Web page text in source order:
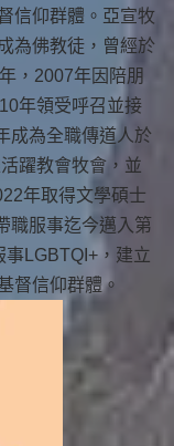
信仰群體。亞宣牧
為佛教徒，曾經於
，2007年因陪朋
年領受呼召並接
成為全職傳道人於
躍教會牧會，並
年取得文學碩士
職服事迄今邁入第
LGBTQI+，建立
督信仰群體。